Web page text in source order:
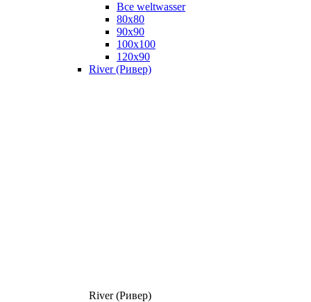
Все weltwasser
80x80
90x90
100x100
120x90
River (Ривер)
River (Ривер)